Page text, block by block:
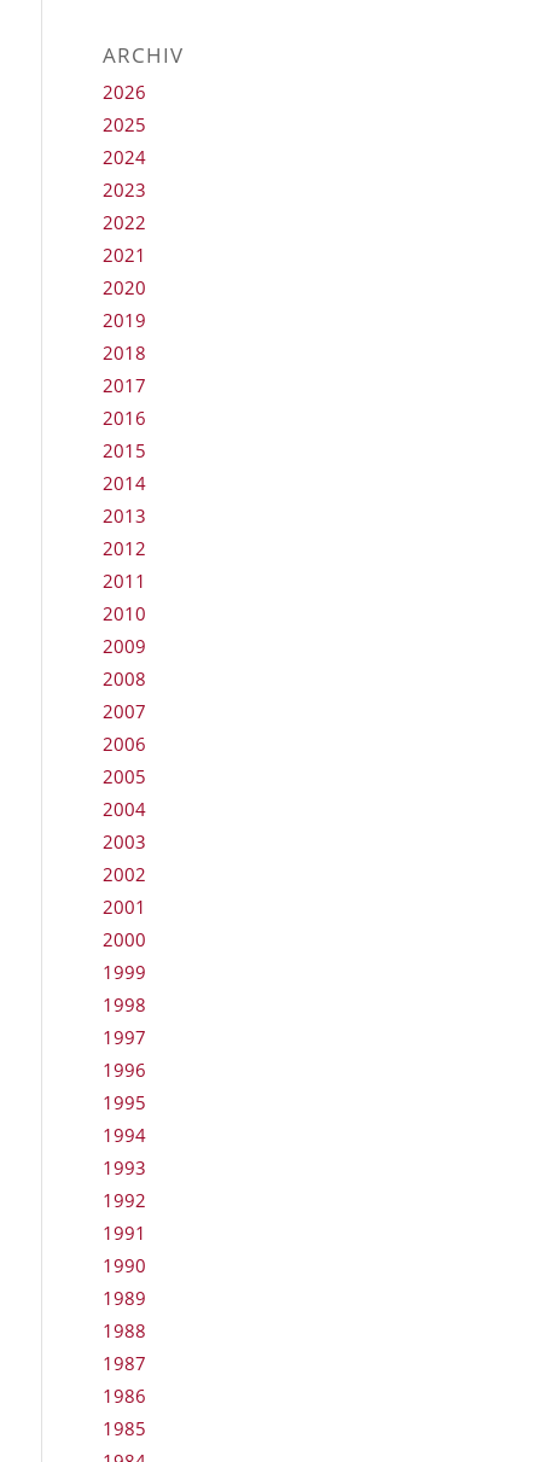
ARCHIV
2026
2025
2024
2023
2022
2021
2020
2019
2018
2017
2016
2015
2014
2013
2012
2011
2010
2009
2008
2007
2006
2005
2004
2003
2002
2001
2000
1999
1998
1997
1996
1995
1994
1993
1992
1991
1990
1989
1988
1987
1986
1985